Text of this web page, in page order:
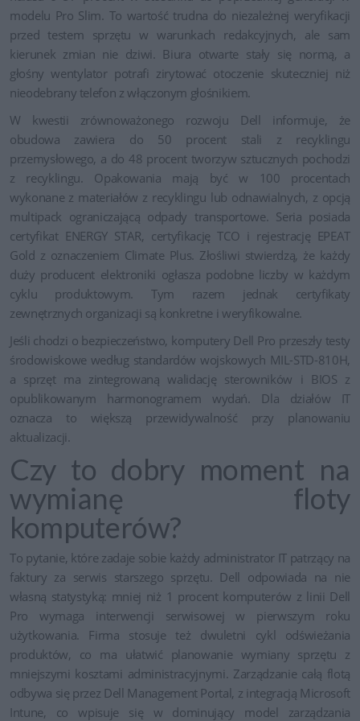
modelu Pro Slim. To wartość trudna do niezależnej weryfikacji
przed testem sprzętu w warunkach redakcyjnych, ale sam
kierunek zmian nie dziwi. Biura otwarte stały się normą, a
głośny wentylator potrafi zirytować otoczenie skuteczniej niż
nieodebrany telefon z włączonym głośnikiem.
W kwestii zrównoważonego rozwoju Dell informuje, że
obudowa zawiera do 50 procent stali z recyklingu
przemysłowego, a do 48 procent tworzyw sztucznych pochodzi
z recyklingu. Opakowania mają być w 100 procentach
wykonane z materiałów z recyklingu lub odnawialnych, z opcją
multipack ograniczającą odpady transportowe. Seria posiada
certyfikat ENERGY STAR, certyfikację TCO i rejestrację EPEAT
Gold z oznaczeniem Climate Plus. Złośliwi stwierdzą, że każdy
duży producent elektroniki ogłasza podobne liczby w każdym
cyklu produktowym. Tym razem jednak certyfikaty
zewnętrznych organizacji są konkretne i weryfikowalne.
Jeśli chodzi o bezpieczeństwo, komputery Dell Pro przeszły testy
środowiskowe według standardów wojskowych MIL-STD-810H,
a sprzęt ma zintegrowaną walidację sterowników i BIOS z
opublikowanym harmonogramem wydań. Dla działów IT
oznacza to większą przewidywalność przy planowaniu
aktualizacji.
Czy to dobry moment na
wymianę floty
komputerów?
To pytanie, które zadaje sobie każdy administrator IT patrzący na
faktury za serwis starszego sprzętu. Dell odpowiada na nie
własną statystyką: mniej niż 1 procent komputerów z linii Dell
Pro wymaga interwencji serwisowej w pierwszym roku
użytkowania. Firma stosuje też dwuletni cykl odświeżania
produktów, co ma ułatwić planowanie wymiany sprzętu z
mniejszymi kosztami administracyjnymi. Zarządzanie całą flotą
odbywa się przez Dell Management Portal, z integracją Microsoft
Intune, co wpisuje się w dominujący model zarządzania